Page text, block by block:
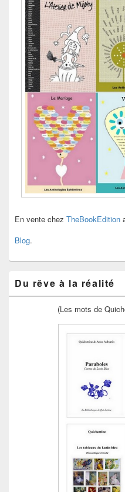
En vente chez TheBookEdition
Blog.
Du rêve à la réalité
(Les mots de